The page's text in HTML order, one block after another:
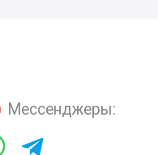
Мессенджеры: